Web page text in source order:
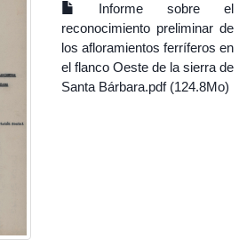
Informe sobre el
reconocimiento preliminar de
los afloramientos ferríferos en
el flanco Oeste de la sierra de
Santa Bárbara.pdf (124.8Mo)